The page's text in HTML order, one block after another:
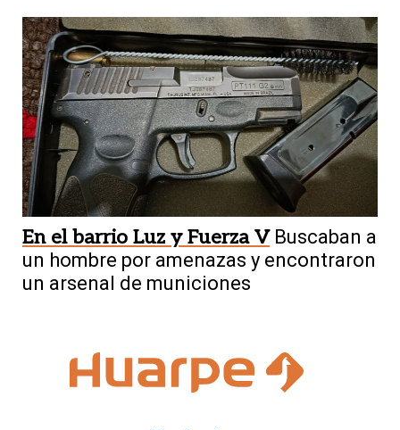
En el barrio Luz y Fuerza V Buscaban a
un hombre por amenazas y encontraron
un arsenal de municiones